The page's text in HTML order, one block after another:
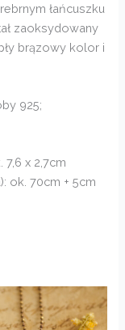
łańcuszku
zaoksydowany
brązowy kolor i
925;
x 2,7cm
ok. 70cm + 5cm